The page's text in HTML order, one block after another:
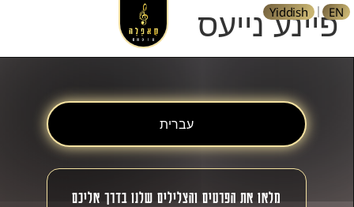
EN
Yiddish
פיינע נייעס
עברית
מלאו את הפרטים והצלילים שלנו בדרך אליכם